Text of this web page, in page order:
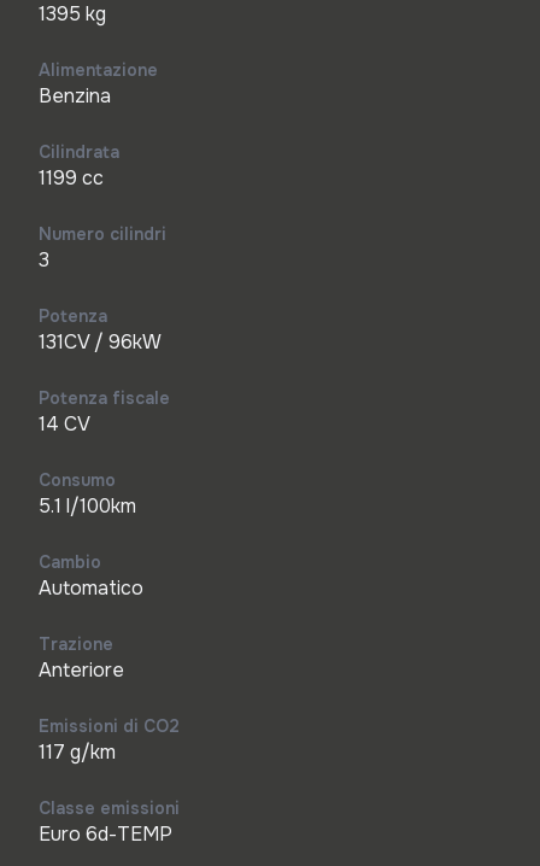
1395 kg
Alimentazione
Benzina
Cilindrata
1199 cc
Numero cilindri
3
Potenza
131CV / 96kW
Potenza fiscale
14 CV
Consumo
5.1 l/100km
Cambio
Automatico
Trazione
Anteriore
Emissioni di CO2
117 g/km
Classe emissioni
Euro 6d-TEMP